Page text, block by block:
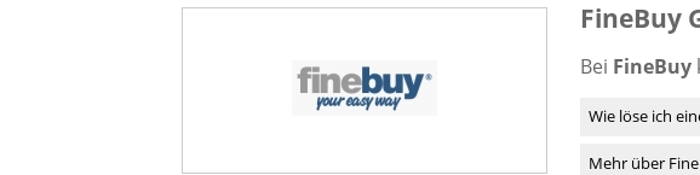
FineBuy
Bei FineBuy
Wie löse ich
Mehr über